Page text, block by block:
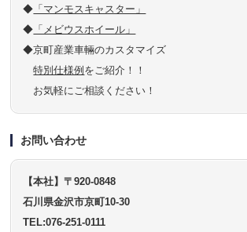
◆ 「マンモスキャスター」
◆ 「メビウスホイール」
◆京町産業車輛のカスタマイズ
特別仕様例 をご紹介！！
お気軽にご相談ください！
お問い合わせ
【本社】〒920-0848
石川県金沢市京町10-30
TEL:076-251-0111